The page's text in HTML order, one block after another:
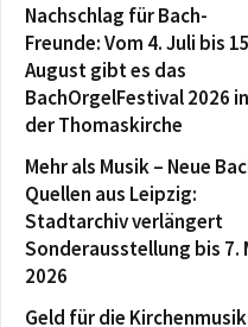
Nachschlag für Bach-
Freunde: Vom 4. Juli bis
August gibt es das
BachOrgelFestival 2026 in
der Thomaskirche
Mehr als Musik – Neue
Quellen aus Leipzig:
Stadtarchiv verlängert
Sonderausstellung bis 7.
2026
Geld für die